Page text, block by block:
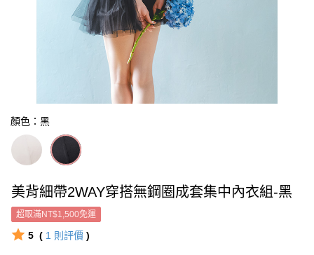
顏色：黑
美背細帶2WAY穿搭無鋼圈成套集中內衣組-黑
超取滿NT$1,500免運
5 ( 1 則評價 )